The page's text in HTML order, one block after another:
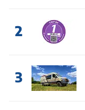
2
3